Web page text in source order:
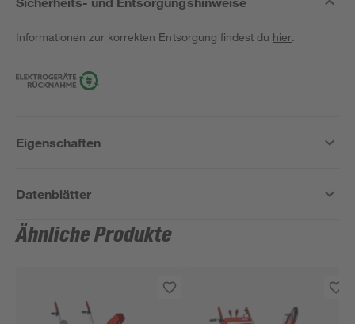
Informationen zur korrekten Entsorgung findest du hier.
Eigenschaften
Datenblätter
Ähnliche Produkte